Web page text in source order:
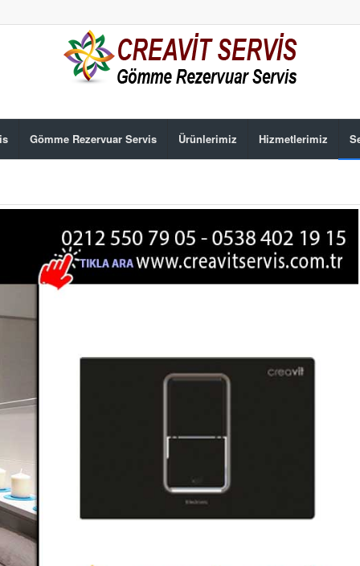
Gömme Rezervuar Servis Ürünlerimiz Hizmetlerimiz